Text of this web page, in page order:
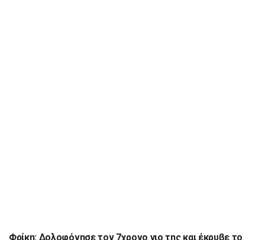
Φρίκη: Δολοφόνησε τον 7χρονο γιο της και έκρυβε το